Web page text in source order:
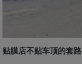
贴膜店不贴车顶的套路